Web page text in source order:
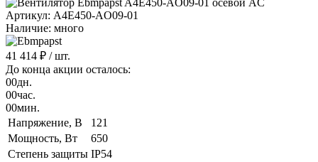
Артикул: A4E450-AO09-01
Наличие: много
41 414 ₽ / шт.
До конца акции осталось:
00дн.
00час.
00мин.
Напряжение, B
121
Мощность, Вт
650
Степень защиты IP54